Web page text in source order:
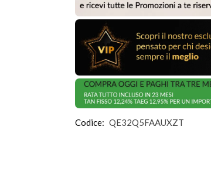
Codice: QE32Q5FAAUXZT